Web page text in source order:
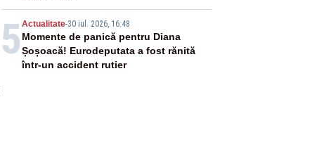
5 Actualitate-30 iul. 2026, 16:48
Momente de panică pentru Diana
Șoșoacă! Eurodeputata a fost rănită
într-un accident rutier